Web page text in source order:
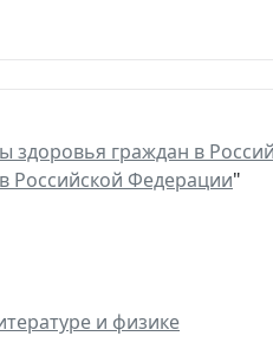
здоровья граждан в
Российской Федерации"
и физике